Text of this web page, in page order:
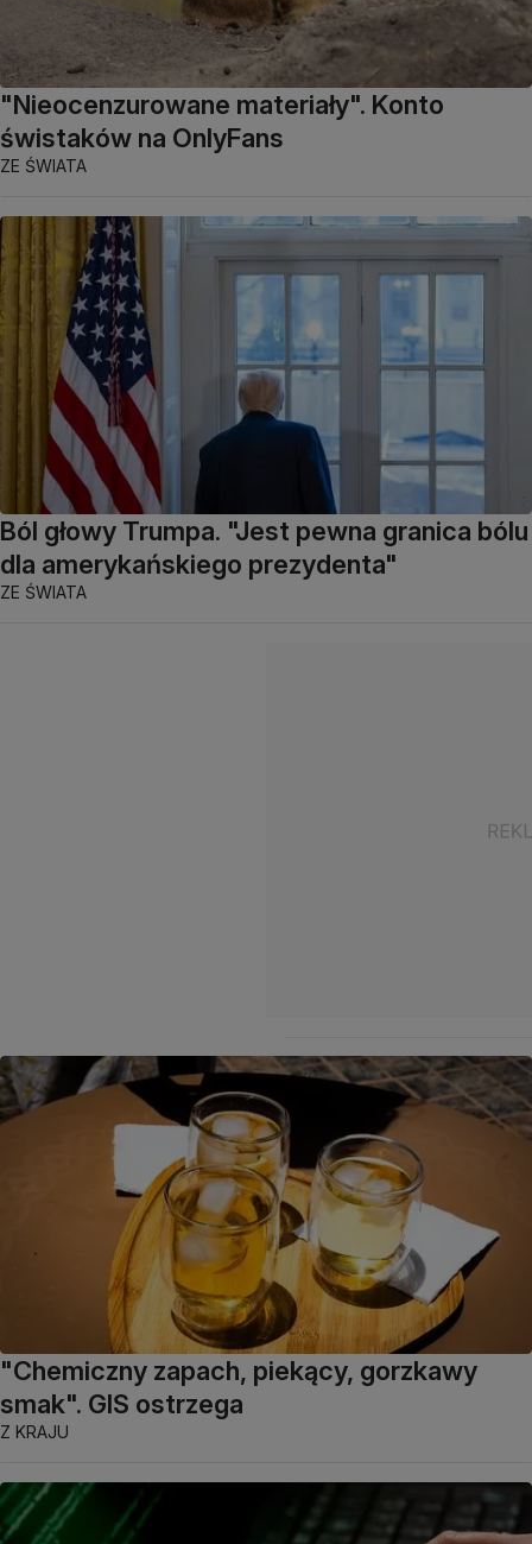
"Nieocenzurowane materiały". Konto
świstaków na OnlyFans
ZE ŚWIATA
Ból głowy Trumpa. "Jest pewna granica bólu
dla amerykańskiego prezydenta"
ZE ŚWIATA
"Chemiczny zapach, piekący, gorzkawy
smak". GIS ostrzega
Z KRAJU